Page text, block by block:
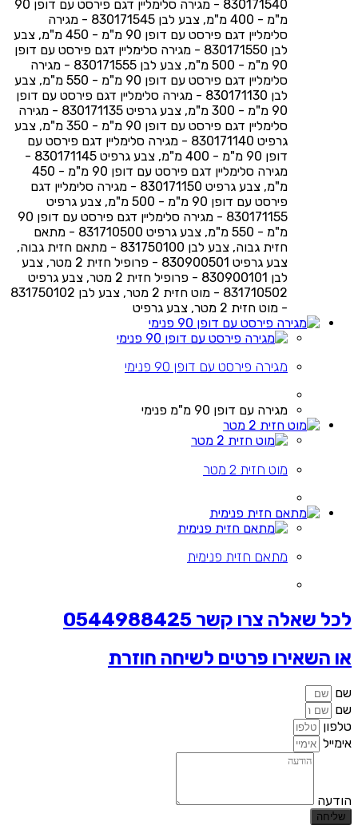
830171540 - מגירה סלימליין דגם פירסט עם דופן 90
מ"מ - 400 מ"מ, צבע לבן 830171545 - מגירה
סלימליין דגם פירסט עם דופן 90 מ"מ - 450 מ"מ, צבע
לבן 830171550 - מגירה סלימליין דגם פירסט עם דופן
90 מ"מ - 500 מ"מ, צבע לבן 830171555 - מגירה
סלימליין דגם פירסט עם דופן 90 מ"מ - 550 מ"מ, צבע
לבן 830171130 - מגירה סלימליין דגם פירסט עם דופן
90 מ"מ - 300 מ"מ, צבע גרפיט 830171135 - מגירה
סלימליין דגם פירסט עם דופן 90 מ"מ - 350 מ"מ, צבע
גרפיט 830171140 - מגירה סלימליין דגם פירסט עם
דופן 90 מ"מ - 400 מ"מ, צבע גרפיט 830171145 -
מגירה סלימליין דגם פירסט עם דופן 90 מ"מ - 450
מ"מ, צבע גרפיט 830171150 - מגירה סלימליין דגם
פירסט עם דופן 90 מ"מ - 500 מ"מ, צבע גרפיט
830171155 - מגירה סלימליין דגם פירסט עם דופן 90
מ"מ - 550 מ"מ, צבע גרפיט 831710500 - מתאם
חזית גבוה, צבע לבן 831750100 - מתאם חזית גבוה,
צבע גרפיט 830900501 - פרופיל חזית 2 מטר, צבע
לבן 830900101 - פרופיל חזית 2 מטר, צבע גרפיט
831710502 - מוט חזית 2 מטר, צבע לבן 831750102
- מוט חזית 2 מטר, צבע גרפיט
מגירה פירסט עם דופן 90 פנימי
מגירה עם דופן 90 מ"מ פנימי
מוט חזית 2 מטר
מתאם חזית פנימית
לכל שאלה צרו קשר 0544988425
או השאירו פרטים לשיחה חוזרת
שם
שם
טלפון
אימייל
הודעה
שליחה